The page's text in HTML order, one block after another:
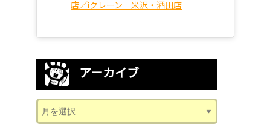
店／iクレーン 米沢・酒田店
アーカイブ